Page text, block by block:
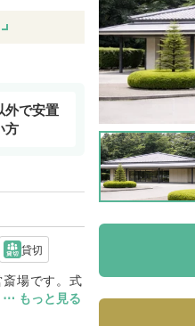
外で安置
方
貸切
場です。式
式・火葬を
⋯ もっと見る